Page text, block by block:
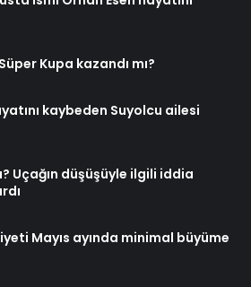
Kupa kazandı mı?
kaybeden Suyolcu ailesi
Uçağın düşüşüyle ilgili iddia
Mayıs ayında minimal büyüme